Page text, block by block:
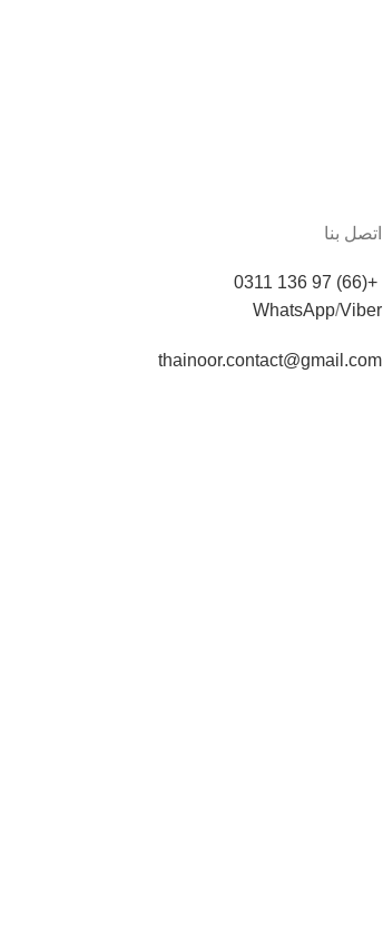
اتصل بنا
+(66) 97 136 0311
WhatsApp/Viber
thainoor.contact@gmail.com